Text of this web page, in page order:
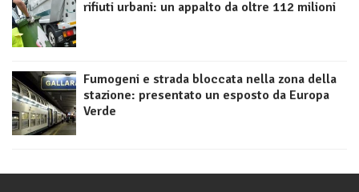
rifiuti urbani: un appalto da oltre 112 milioni
Fumogeni e strada bloccata nella zona della
stazione: presentato un esposto da Europa
Verde